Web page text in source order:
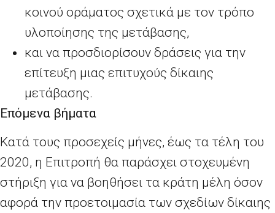
κοινού οράματος σχετικά με τον τρόπο
υλοποίησης της μετάβασης,
και να προσδιορίσουν δράσεις για την
επίτευξη μιας επιτυχούς δίκαιης
μετάβασης.
Επόμενα βήματα
Κατά τους προσεχείς μήνες, έως τα τέλη του
2020, η Επιτροπή θα παράσχει στοχευμένη
στήριξη για να βοηθήσει τα κράτη μέλη όσον
αφορά την προετοιμασία των σχεδίων δίκαιης